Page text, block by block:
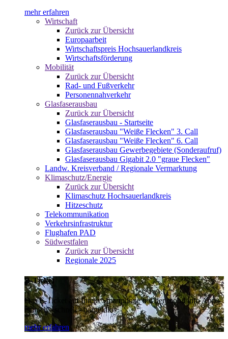
mehr erfahren
Wirtschaft
Zurück zur Übersicht
Europaarbeit
Wirtschaftspreis Hochsauerlandkreis
Wirtschaftsförderung
Mobilität
Zurück zur Übersicht
Rad- und Fußverkehr
Personennahverkehr
Glasfaserausbau
Zurück zur Übersicht
Glasfaserausbau - Startseite
Glasfaserausbau "Weiße Flecken" 3. Call
Glasfaserausbau "Weiße Flecken" 6. Call
Glasfaserausbau Gewerbegebiete (Sonderaufruf)
Glasfaserausbau Gigabit 2.0 "graue Flecken"
Landw. Kreisverband / Regionale Vermarktung
Klimaschutz/Energie
Zurück zur Übersicht
Klimaschutz Hochsauerlandkreis
Hitzeschutz
Telekommunikation
Verkehrsinfrastruktur
Flughafen PAD
Südwestfalen
Zurück zur Übersicht
Regionale 2025
E-Ticket
Das E-Ticket auf Ihrem Smartphone mit der mobil info App -
einfach - schnell - bargeldlos
mehr erfahren